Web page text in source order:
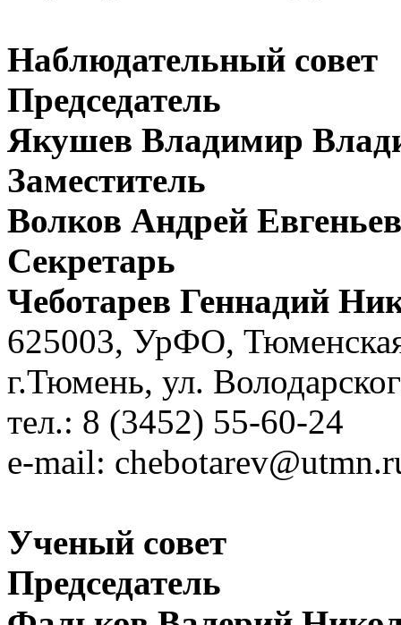
Наблюдательный совет
Председатель
Якушев Владимир
Заместитель
Волков Андрей
Секретарь
Чеботарев Геннадий
625003, УрФО,
г.Тюмень, ул.
тел.: 8 (3452) 55-60-24
e-mail:
Ученый совет
Председатель